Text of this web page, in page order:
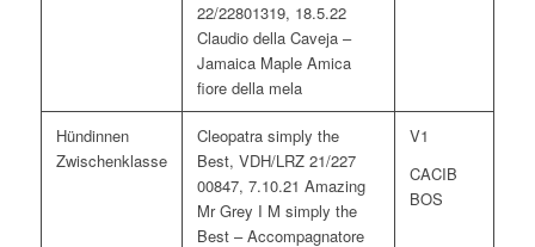
22/22801319, 18.5.22
Claudio della Caveja –
Jamaica Maple Amica
fiore della mela
Hündinnen
Zwischenklasse
Cleopatra simply the
Best, VDH/LRZ 21/227
00847, 7.10.21 Amazing
Mr Grey I M simply the
Best – Accompagnatore
V1
CACIB
BOS